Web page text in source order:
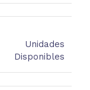
Unidades
Disponibles